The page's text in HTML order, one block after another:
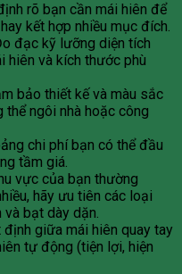
rõ bạn cần mái hiên để
kết hợp nhiều mục đích.
đạc kỹ lưỡng diện tích
hiên và kích thước phù
bảo thiết kế và màu sắc
thể ngôi nhà hoặc công
chi phí bạn có thể đầu
tầm giá.
vực của bạn thường
hãy ưu tiên các loại
và bạt dày dặn.
giữa mái hiên quay tay
tự động (tiện lợi, hiện